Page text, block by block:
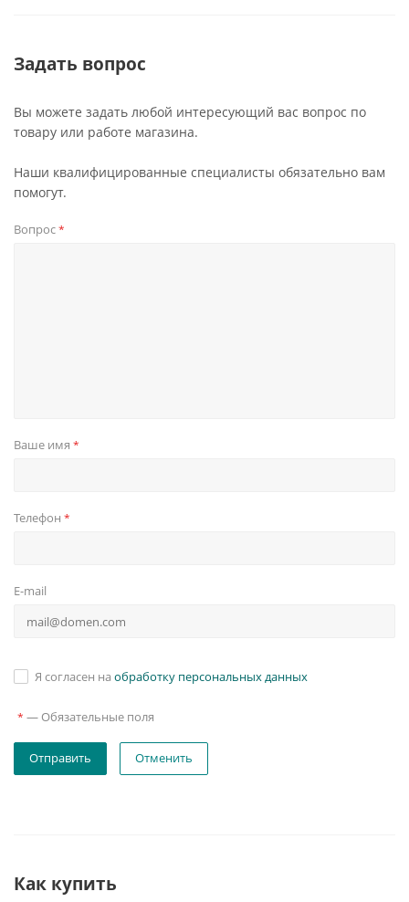
Задать вопрос
Вы можете задать любой интересующий вас вопрос по
товару или работе магазина.
Наши квалифицированные специалисты обязательно вам
помогут.
Вопрос*
Ваше имя *
Телефон *
E-mail
Я согласен на обработку персональных данных
* — Обязательные поля
Отменить
Как купить